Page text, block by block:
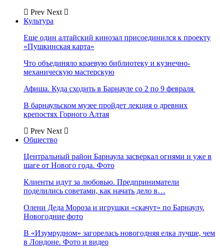
Prev Next
Культура
Еще один алтайский кинозал присоединился к проекту
«Пушкинская карта»
Что объединяло краевую библиотеку и кузнечно-
механическую мастерскую
Афиша. Куда сходить в Барнауле со 2 по 9 февраля
В барнаульском музее пройдет лекция о древних
крепостях Горного Алтая
Prev Next
Общество
Центральный район Барнаула засверкал огнями и уже в
шаге от Нового года. Фото
Клиенты идут за любовью. Предприниматели
поделились советами, как начать дело в…
Олени Деда Мороза и игрушки «скачут» по Барнаулу.
Новогодние фото
В «Изумрудном» загорелась новогодняя елка лучше, чем
в Лондоне. Фото и видео